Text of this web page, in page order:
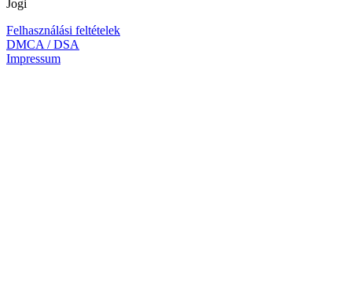
Jogi
Felhasználási feltételek
DMCA / DSA
Impressum